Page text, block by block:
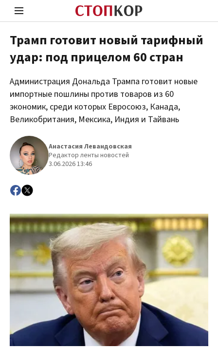
Стоп Политической Коррупции
Политика
Трамп готовит новый тарифный
удар: под прицелом 60 стран
Администрация Дональда Трампа готовит новые
импортные пошлины против товаров из 60
экономик, среди которых Евросоюз, Канада,
Великобритания, Мексика, Индия и Тайвань
Анастасия Левандовская
Редактор ленты новостей
3.06.2026 13:46